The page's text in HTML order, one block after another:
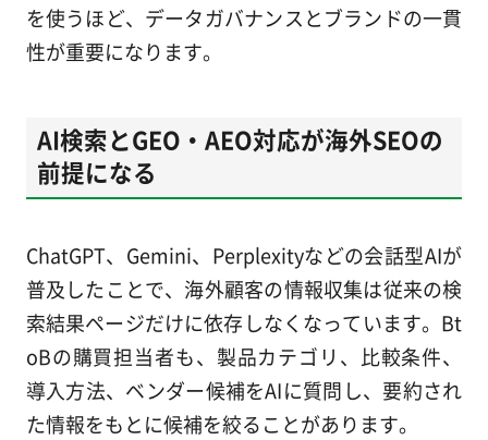
を使うほど、データガバナンスとブランドの一貫
性が重要になります。
AI検索とGEO・AEO対応が海外SEOの
前提になる
ChatGPT、Gemini、Perplexityなどの会話型AIが
普及したことで、海外顧客の情報収集は従来の検
索結果ページだけに依存しなくなっています。Bt
oBの購買担当者も、製品カテゴリ、比較条件、
導入方法、ベンダー候補をAIに質問し、要約され
た情報をもとに候補を絞ることがあります。